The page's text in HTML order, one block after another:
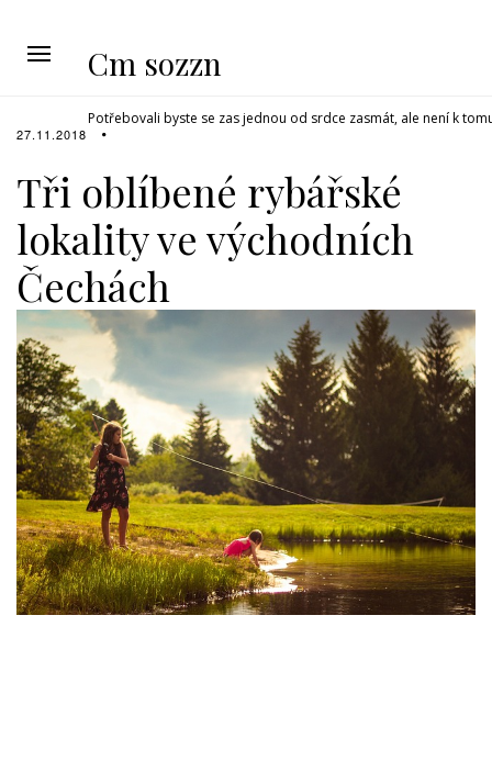
Cm sozzn
Potřebovali byste se zas jednou od srdce zasmát, ale není k
27.11.2018
Tři oblíbené rybářské
lokality ve východních
Čechách